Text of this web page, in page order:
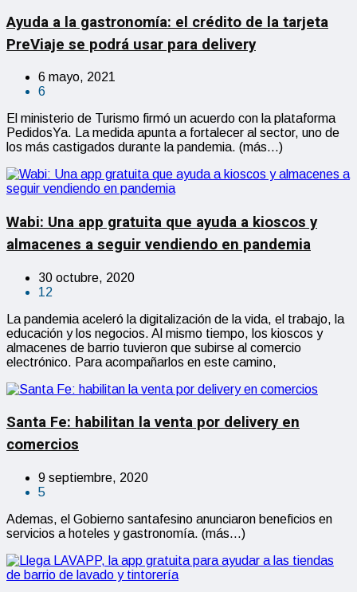
Ayuda a la gastronomía: el crédito de la tarjeta
PreViaje se podrá usar para delivery
6 mayo, 2021
6
El ministerio de Turismo firmó un acuerdo con la plataforma
PedidosYa. La medida apunta a fortalecer al sector, uno de
los más castigados durante la pandemia. (más…)
Wabi: Una app gratuita que ayuda a kioscos y
almacenes a seguir vendiendo en pandemia
30 octubre, 2020
12
La pandemia aceleró la digitalización de la vida, el trabajo, la
educación y los negocios. Al mismo tiempo, los kioscos y
almacenes de barrio tuvieron que subirse al comercio
electrónico. Para acompañarlos en este camino,
Santa Fe: habilitan la venta por delivery en
comercios
9 septiembre, 2020
5
Ademas, el Gobierno santafesino anunciaron beneficios en
servicios a hoteles y gastronomía. (más…)